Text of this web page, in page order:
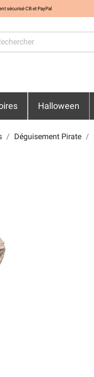
sécurisé CB et PayPal
Halloween
Déguisement Pirate